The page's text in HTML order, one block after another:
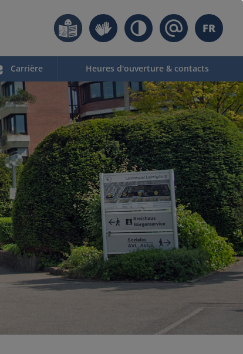
FR
Carrière Heures d'ouverture & contacts